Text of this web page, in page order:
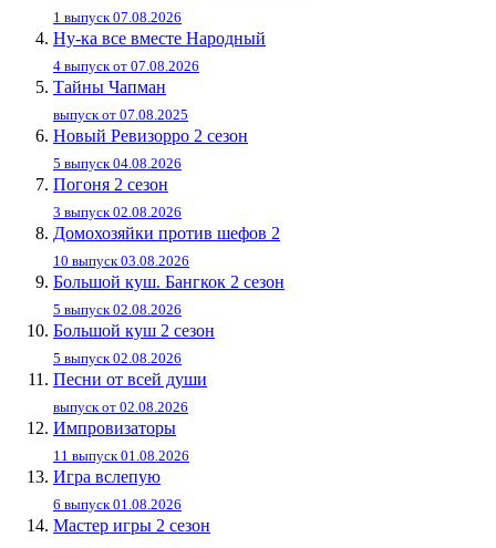
1 выпуск 07.08.2026
Ну-ка все вместе Народный
4 выпуск от 07.08.2026
Тайны Чапман
выпуск от 07.08.2025
Новый Ревизорро 2 сезон
5 выпуск 04.08.2026
Погоня 2 сезон
3 выпуск 02.08.2026
Домохозяйки против шефов 2
10 выпуск 03.08.2026
Большой куш. Бангкок 2 сезон
5 выпуск 02.08.2026
Большой куш 2 сезон
5 выпуск 02.08.2026
Песни от всей души
выпуск от 02.08.2026
Импровизаторы
11 выпуск 01.08.2026
Игра вслепую
6 выпуск 01.08.2026
Мастер игры 2 сезон